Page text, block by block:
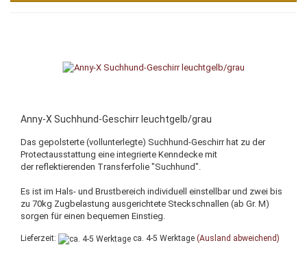
Anny-X Suchhund-Geschirr leuchtgelb/grau
Das gepolsterte (vollunterlegte) Suchhund-Geschirr hat zu der
Protectausstattung eine integrierte Kenndecke mit
der reflektierenden Transferfolie "Suchhund".
Es ist im Hals- und Brustbereich individuell einstellbar und zwei bis
zu 70kg Zugbelastung ausgerichtete Steckschnallen (ab Gr. M)
sorgen für einen bequemen Einstieg.
Lieferzeit: ca. 4-5 Werktage (Ausland abweichend)